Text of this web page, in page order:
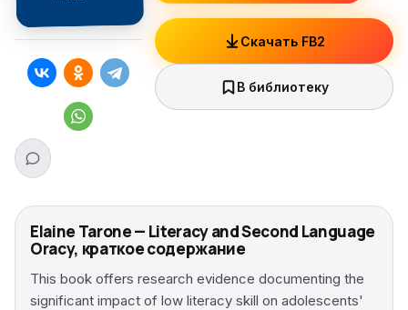
Скачать FB2
В библиотеку
Elaine Tarone — Literacy and Second Language
Oracy, краткое содержание
This book offers research evidence documenting the
significant impact of low literacy skill on adolescents'